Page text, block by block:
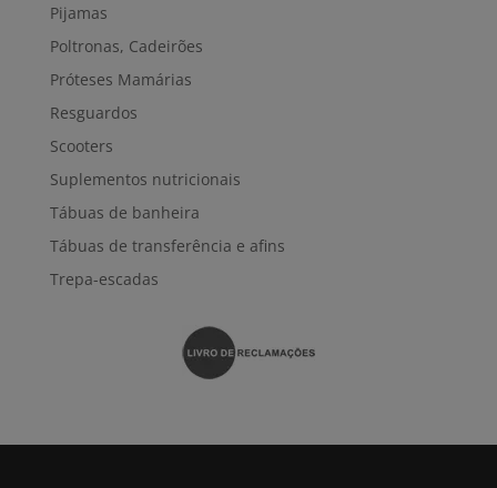
Pijamas
Poltronas, Cadeirões
Próteses Mamárias
Resguardos
Scooters
Suplementos nutricionais
Tábuas de banheira
Tábuas de transferência e afins
Trepa-escadas